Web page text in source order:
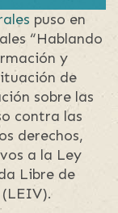
puso en
“Hablando
y
de
sobre las
contra las
derechos,
a la Ley
Libre de
(LEIV).